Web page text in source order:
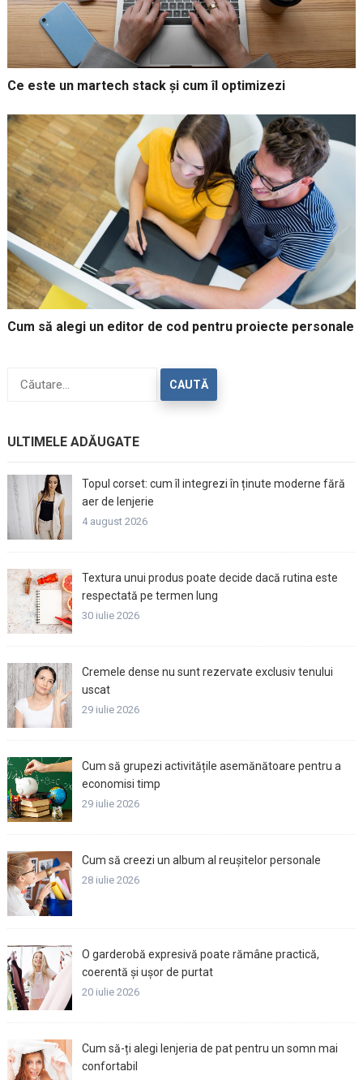
Ce este un martech stack și cum îl optimizezi
Cum să alegi un editor de cod pentru proiecte personale
după:
ULTIMELE ADĂUGATE
Topul corset: cum îl integrezi în ținute moderne fără
aer de lenjerie
4 august 2026
Textura unui produs poate decide dacă rutina este
respectată pe termen lung
30 iulie 2026
Cremele dense nu sunt rezervate exclusiv tenului
uscat
29 iulie 2026
Cum să grupezi activitățile asemănătoare pentru a
economisi timp
29 iulie 2026
Cum să creezi un album al reușitelor personale
28 iulie 2026
O garderobă expresivă poate rămâne practică,
coerentă și ușor de purtat
20 iulie 2026
Cum să-ți alegi lenjeria de pat pentru un somn mai
confortabil